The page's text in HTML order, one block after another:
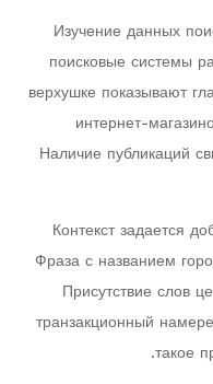
Изучение данных
поисковые системы
верхушке показывают
интернет-
Наличие публикаций
Контекст задается
Фраза с названием
Присутствие слов
транзакционный
такое